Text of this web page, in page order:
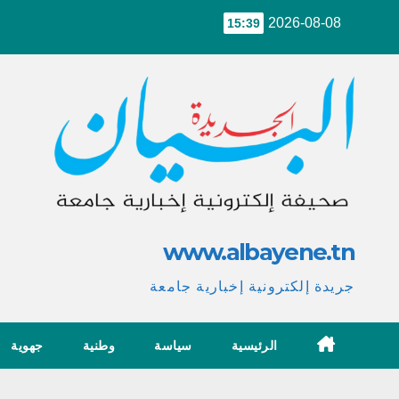
2026-08-08
15:39
www.albayene.tn
جريدة إلكترونية إخبارية جامعة
الرئيسية سياسة وطنية جهوية